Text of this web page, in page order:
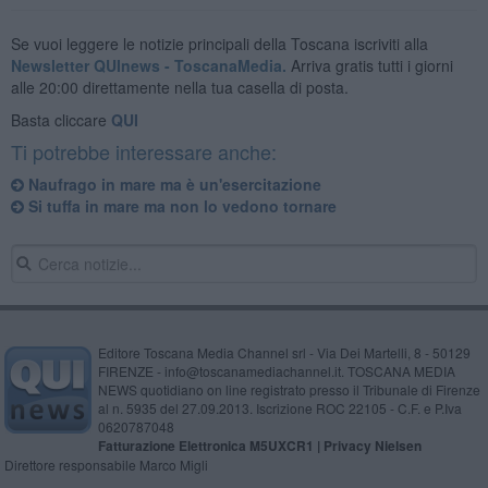
Se vuoi leggere le notizie principali della Toscana iscriviti alla
Newsletter QUInews - ToscanaMedia. Arriva gratis tutti i giorni
alle 20:00 direttamente nella tua casella di posta.
Basta cliccare QUI
Ti potrebbe interessare anche:
Naufrago in mare ma è un'esercitazione
Si tuffa in mare ma non lo vedono tornare
Editore Toscana Media Channel srl - Via Dei Martelli, 8 - 50129
FIRENZE - info@toscanamediachannel.it. TOSCANA MEDIA
NEWS quotidiano on line registrato presso il Tribunale di Firenze
al n. 5935 del 27.09.2013. Iscrizione ROC 22105 - C.F. e P.Iva
0620787048
Fatturazione Elettronica M5UXCR1 | Privacy Nielsen
Direttore responsabile Marco Migli